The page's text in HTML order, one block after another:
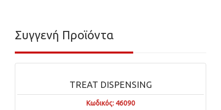
Συγγενή Προϊόντα
TREAT DISPENSING